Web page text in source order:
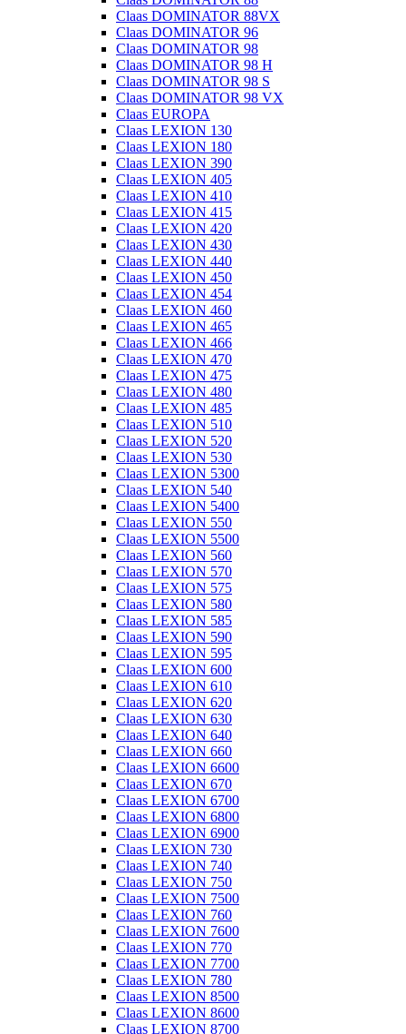
Claas DOMINATOR 88VX
Claas DOMINATOR 96
Claas DOMINATOR 98
Claas DOMINATOR 98 H
Claas DOMINATOR 98 S
Claas DOMINATOR 98 VX
Claas EUROPA
Claas LEXION 130
Claas LEXION 180
Claas LEXION 390
Claas LEXION 405
Claas LEXION 410
Claas LEXION 415
Claas LEXION 420
Claas LEXION 430
Claas LEXION 440
Claas LEXION 450
Claas LEXION 454
Claas LEXION 460
Claas LEXION 465
Claas LEXION 466
Claas LEXION 470
Claas LEXION 475
Claas LEXION 480
Claas LEXION 485
Claas LEXION 510
Claas LEXION 520
Claas LEXION 530
Claas LEXION 5300
Claas LEXION 540
Claas LEXION 5400
Claas LEXION 550
Claas LEXION 5500
Claas LEXION 560
Claas LEXION 570
Claas LEXION 575
Claas LEXION 580
Claas LEXION 585
Claas LEXION 590
Claas LEXION 595
Claas LEXION 600
Claas LEXION 610
Claas LEXION 620
Claas LEXION 630
Claas LEXION 640
Claas LEXION 660
Claas LEXION 6600
Claas LEXION 670
Claas LEXION 6700
Claas LEXION 6800
Claas LEXION 6900
Claas LEXION 730
Claas LEXION 740
Claas LEXION 750
Claas LEXION 7500
Claas LEXION 760
Claas LEXION 7600
Claas LEXION 770
Claas LEXION 7700
Claas LEXION 780
Claas LEXION 8500
Claas LEXION 8600
Claas LEXION 8700